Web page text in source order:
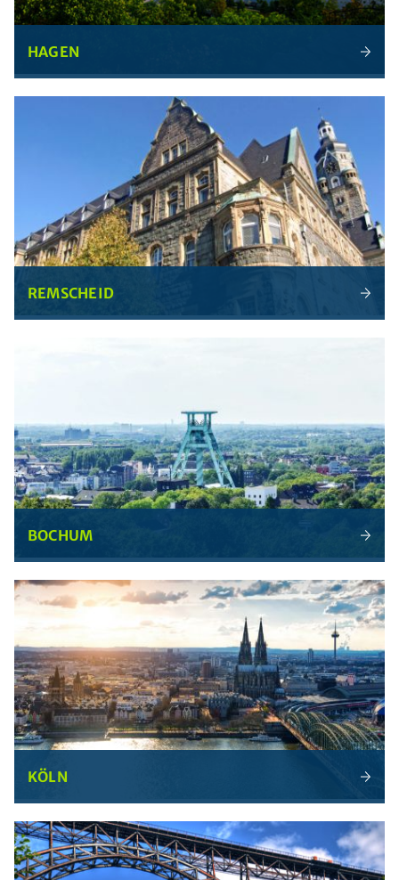
HAGEN
REMSCHEID
BOCHUM
KÖLN